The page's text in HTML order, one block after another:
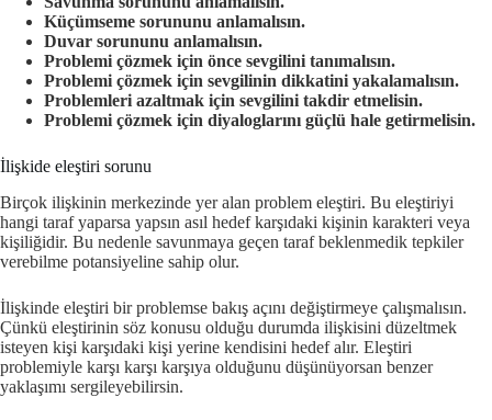
Küçümseme sorununu anlamalısın.
Duvar sorununu anlamalısın.
Problemi çözmek için önce sevgilini tanımalısın.
Problemi çözmek için sevgilinin dikkatini yakalamalısın.
Problemleri azaltmak için sevgilini takdir etmelisin.
Problemi çözmek için diyaloglarını güçlü hale getirmelisin.
İlişkide eleştiri sorunu
Birçok ilişkinin merkezinde yer alan problem eleştiri. Bu eleştiriyi
hangi taraf yaparsa yapsın asıl hedef karşıdaki kişinin karakteri veya
kişiliğidir. Bu nedenle savunmaya geçen taraf beklenmedik tepkiler
verebilme potansiyeline sahip olur.
İlişkinde eleştiri bir problemse bakış açını değiştirmeye çalışmalısın.
Çünkü eleştirinin söz konusu olduğu durumda ilişkisini düzeltmek
isteyen kişi karşıdaki kişi yerine kendisini hedef alır. Eleştiri
problemiyle karşı karşı karşıya olduğunu düşünüyorsan benzer
yaklaşımı sergileyebilirsin.